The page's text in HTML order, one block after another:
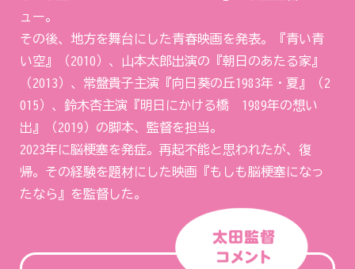
ュー。
その後、地方を舞台にした青春映画を発表。『青い青
い空』（2010）、山本太郎出演の『朝日のあたる家』
（2013）、常盤貴子主演『向日葵の丘1983年・夏』（2
015）、鈴木杏主演『明日にかける橋 1989年の想い
出』（2019）の脚本、監督を担当。
2023年に脳梗塞を発症。再起不能と思われたが、復
帰。その経験を題材にした映画『もしも脳梗塞になっ
たなら』を監督した。